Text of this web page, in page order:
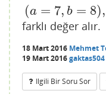
(a = 7, b = 8),
farklı değer alır.
18 Mart 2016 Mehmet
19 Mart 2016gaktas504
Ilgili Bir Soru Sor